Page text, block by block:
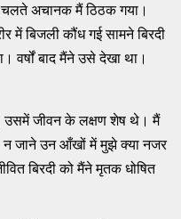
अचानक मैं ठिठक गया।
में बिजली कौंध गई सामने बिरदी
वर्षों बाद मैंने उसे देखा था।
उसमें जीवन के लक्षण शेष थे। मैं
जाने उन आँखों में मुझे क्या नजर
बिरदी को मैंने मृतक धोषित